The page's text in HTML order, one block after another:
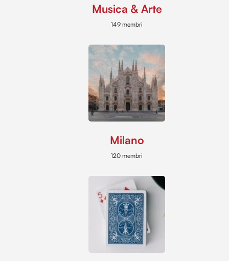
Musica & Arte
149 membri
Milano
120 membri